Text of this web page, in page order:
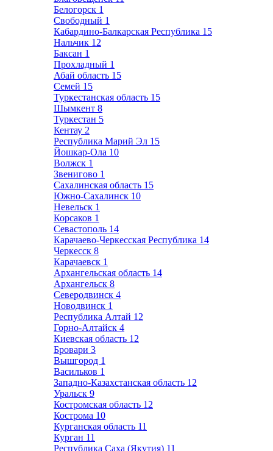
Белогорск 1
Свободный 1
Кабардино-Балкарская Республика 15
Нальчик 12
Баксан 1
Прохладный 1
Абай область 15
Семей 15
Туркестанская область 15
Шымкент 8
Туркестан 5
Кентау 2
Республика Марий Эл 15
Йошкар-Ола 10
Волжск 1
Звенигово 1
Сахалинская область 15
Южно-Сахалинск 10
Невельск 1
Корсаков 1
Севастополь 14
Карачаево-Черкесская Республика 14
Черкесск 8
Карачаевск 1
Архангельская область 14
Архангельск 8
Северодвинск 4
Новодвинск 1
Республика Алтай 12
Горно-Алтайск 4
Киевская область 12
Бровари 3
Вышгород 1
Васильков 1
Западно-Казахстанская область 12
Уральск 9
Костромская область 12
Кострома 10
Курганская область 11
Курган 11
Республика Саха (Якутия) 11